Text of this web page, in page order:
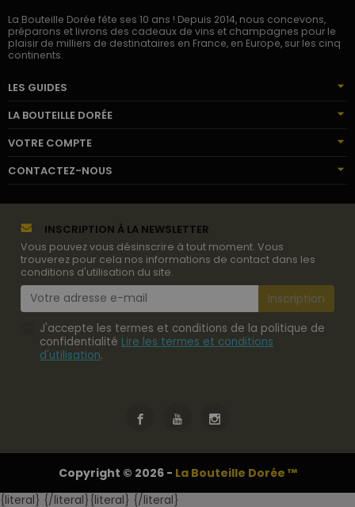
La Bouteille Dorée fête ses 10 ans ! Depuis 2014, nous concevons,
préparons et livrons des cadeaux de vins et champagnes pour le
plaisir de milliers de destinataires en France, en Europe, sur les cinq
continents.
LES GUIDES
LA BOUTEILLE DORÉE
VOTRE COMPTE
CONTACTEZ-NOUS
INSCRIPTION À LA NEWSLETTER
Vous pouvez vous désinscrire à tout moment. Vous
trouverez pour cela nos informations de contact dans les
conditions d'utilisation du site.
J'accepte les termes et conditions de la politique de
confidentialité Lire les termes et conditions
d'utilisation.
Copyright © 2026 - La Bouteille Dorée ™
{literal} {/literal} {literal} {/literal}